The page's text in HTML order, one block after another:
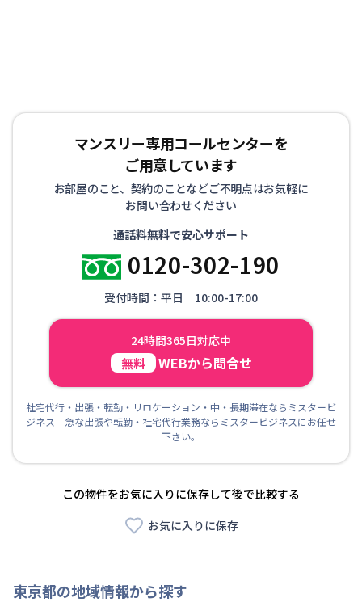
マンスリー専用コールセンターを
ご用意しています
お部屋のこと、契約のことなどご不明点はお気軽に
お問い合わせください
通話料無料で安心サポート
0120-302-190
受付時間：平日 10:00-17:00
24時間365日対応中
無料 WEBから問合せ
社宅代行・出張・転勤・リロケーション・中・長期滞在ならミスタービ
ジネス 急な出張や転勤・社宅代行業務ならミスタービジネスにお任せ
下さい。
この物件をお気に入りに保存して後で比較する
お気に入りに保存
東京都の地域情報から探す